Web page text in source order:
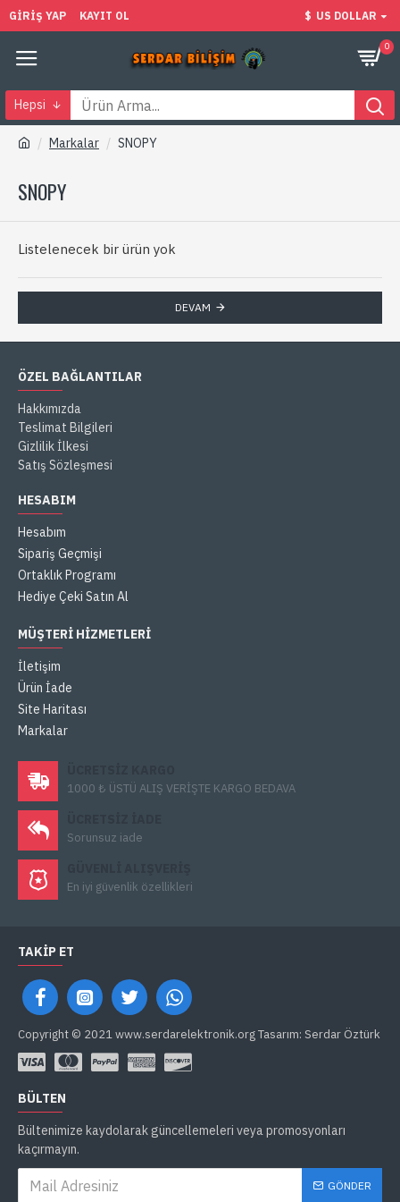
GIRIŞ YAP KAYIT OL $ US DOLLAR
0
Hepsi
Markalar SNOPY
SNOPY
Listelenecek bir ürün yok
DEVAM
ÖZEL BAĞLANTILAR
Hakkımızda
Teslimat Bilgileri
Gizlilik İlkesi
Satış Sözleşmesi
HESABIM
Hesabım
Sipariş Geçmişi
Ortaklık Programı
Hediye Çeki Satın Al
MÜŞTERI HIZMETLERI
İletişim
Ürün İade
Site Haritası
Markalar
1000 ₺ ÜSTÜ ALIŞ VERİŞTE KARGO BEDAVA
Sorunsuz iade
En iyi güvenlik özellikleri
TAKIP ET
Copyright © 2021 www.serdarelektronik.org Tasarım: Serdar Öztürk
BÜLTEN
Bültenimize kaydolarak güncellemeleri veya promosyonları
kaçırmayın.
GÖNDER